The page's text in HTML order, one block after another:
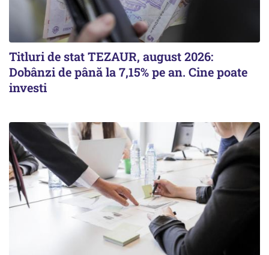
Titluri de stat TEZAUR, august 2026:
Dobânzi de până la 7,15% pe an. Cine poate
investi